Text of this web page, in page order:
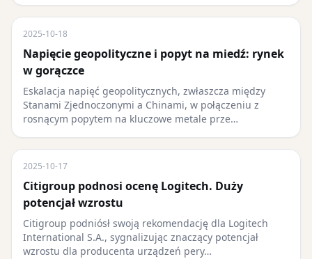
2025-10-18
Napięcie geopolityczne i popyt na miedź: rynek
w gorączce
Eskalacja napięć geopolitycznych, zwłaszcza między
Stanami Zjednoczonymi a Chinami, w połączeniu z
rosnącym popytem na kluczowe metale prze…
2025-10-17
Citigroup podnosi ocenę Logitech. Duży
potencjał wzrostu
Citigroup podniósł swoją rekomendację dla Logitech
International S.A., sygnalizując znaczący potencjał
wzrostu dla producenta urządzeń pery…